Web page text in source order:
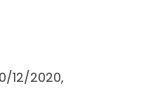
12/2020,